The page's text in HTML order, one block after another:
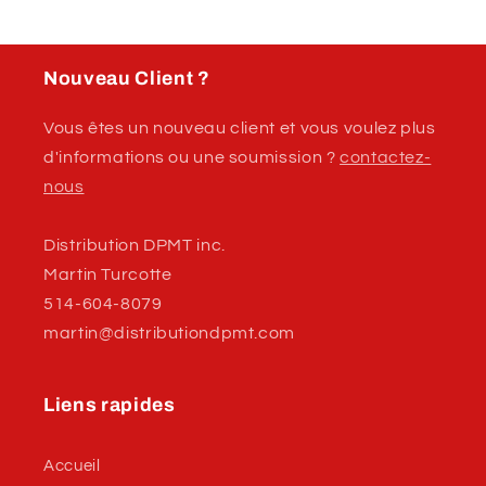
Nouveau Client ?
Vous êtes un nouveau client et vous voulez plus
d'informations ou une soumission ?contactez-
nous
Distribution DPMT inc.
Martin Turcotte
514-604-8079
martin@distributiondpmt.com
Liens rapides
Accueil